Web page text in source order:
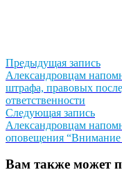
Навигация
по
записям
Предыдущая запись
Александровцам
штрафа, правовых
ответственности
Следующая запись
Александровцам
оповещения “Внимание
Вам также может